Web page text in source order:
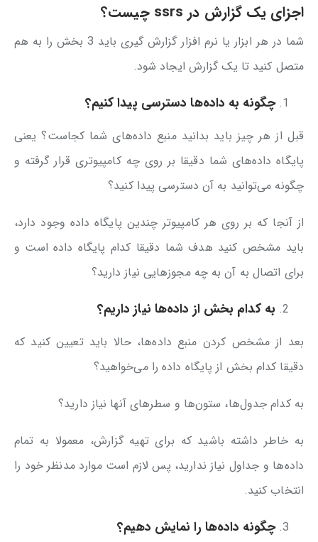
اجزای یک گزارش در ssrs چیست؟
شما در هر ابزار یا نرم افزار گزارش گیری باید 3 بخش را به هم
متصل کنید تا یک گزارش ایجاد شود.
چگونه به داده‌ها دسترسی پیدا کنیم؟
قبل از هر چیز باید بدانید منبع داده‌های شما کجاست؟ یعنی
پایگاه داده‌های شما دقیقا بر روی چه کامپیوتری قرار گرفته و
چگونه می‌توانید به آن دسترسی پیدا کنید؟
از آنجا که بر روی هر کامپیوتر چندین پایگاه داده وجود دارد،
باید مشخص کنید هدف شما دقیقا کدام پایگاه‌ داده است و
برای اتصال به آن به چه مجوزهایی نیاز دارید؟
به کدام بخش از داده‌ها نیاز داریم؟
بعد از مشخص کردن منبع داده‌ها، حالا باید تعیین کنید که
دقیقا کدام بخش از پایگاه داده را می‌خواهید؟
به کدام جدول‌ها، ستون‌ها و سطرهای آنها نیاز دارید؟
به خاطر داشته باشید که برای تهیه گزارش، معمولا به تمام
داده‌ها و جداول نیاز ندارید، پس لازم است موارد مدنظر خود را
انتخاب کنید.
چگونه داده‌ها را نمایش دهیم؟